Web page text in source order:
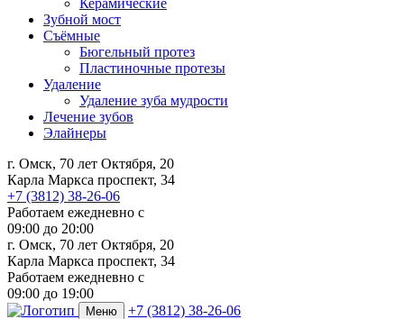
Керамические
Зубной мост
Съёмные
Бюгельный протез
Пластиночные протезы
Удаление
Удаление зуба мудрости
Лечение зубов
Элайнеры
г. Омск, 70 лет Октября, 20
Карла Маркса проспект, 34
+7 (3812) 38-26-06
Работаем ежедневно с
09:00 до 20:00
г. Омск, 70 лет Октября, 20
Карла Маркса проспект, 34
Работаем ежедневно с
09:00 до 19:00
Меню +7 (3812) 38-26-06